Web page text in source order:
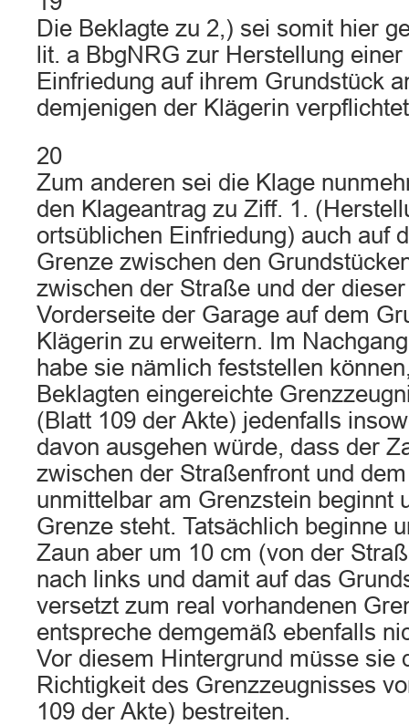
Die Beklagte zu 2,) sei somit hier
lit. a BbgNRG zur Herstellung
Einfriedung auf ihrem Grundstück
demjenigen der Klägerin
20
Zum anderen sei die Klage
den Klageantrag zu Ziff. 1.
ortsüblichen Einfriedung) auch auf
Grenze zwischen den
zwischen der Straße und der
Vorderseite der Garage auf dem
Klägerin zu erweitern. Im
habe sie nämlich feststellen
Beklagten eingereichte
(Blatt 109 der Akte) jedenfalls
davon ausgehen würde, dass der
zwischen der Straßenfront und
unmittelbar am Grenzstein beginnt
Grenze steht. Tatsächlich beginne
Zaun aber um 10 cm (von der
nach links und damit auf das
versetzt zum real vorhandenen
entspreche demgemäß ebenfalls
Vor diesem Hintergrund müsse sie
Richtigkeit des Grenzzeugnisses
109 der Akte) bestreiten.